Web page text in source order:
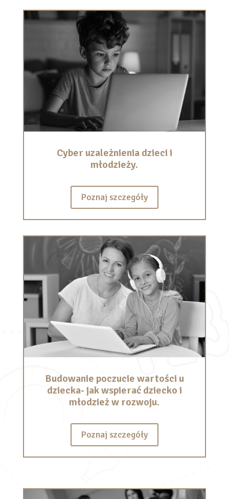
Cyber uzależnienia dzieci i
młodzieży.
Poznaj szczegóły
Budowanie poczucie wartości u
dziecka- jak wspierać dziecko i
młodzież w rozwoju.
Poznaj szczegóły